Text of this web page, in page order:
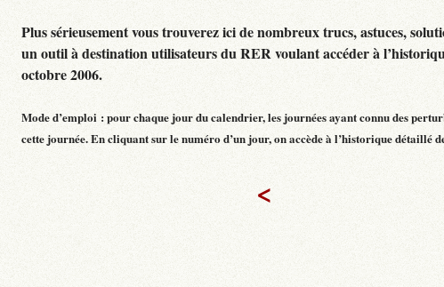
Plus sérieusement vous trouverez ici de nombreux trucs, astuces,
un outil à destination utilisateurs du RER voulant accéder à
octobre 2006.
Mode d’emploi : pour chaque jour du calendrier, les journées ayant connu des
cette journée. En cliquant sur le numéro d’un jour, on accède à l’historique détaillé
<